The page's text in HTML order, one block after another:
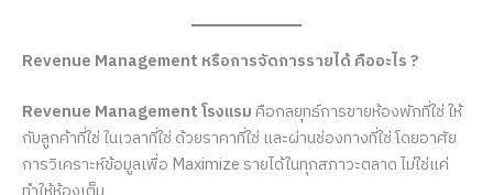
Revenue Management หรือการจัดการรายได้ คืออะไร ?
Revenue Management โรงแรม คือกลยุทธ์การขายห้องพักที่ใช่ ให้
กับลูกค้าที่ใช่ ในเวลาที่ใช่ ด้วยราคาที่ใช่ และผ่านช่องทางที่ใช่ โดยอาศัย
การวิเคราะห์ข้อมูลเพื่อ Maximize รายได้ในทุกสภาวะตลาด ไม่ใช่แค่